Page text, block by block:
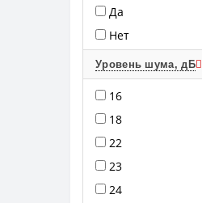
Да
Нет
Уровень шума, дБ
16
18
22
23
24